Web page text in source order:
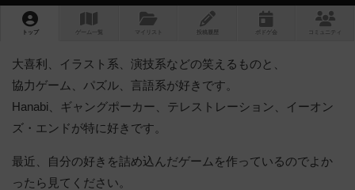
トップ ゲーム一覧 マイリスト 投稿履歴 ボ ドゲ コミュニティ
大喜利、イラスト系、演技系などの笑えるものと、
協力ゲーム、パズル、言語系が好きです。
Hanabi、ギャングポーカー、テレストレーション、イーオン
ズ・エンドが特に好きです。
最近、自分の好きを詰め込んだゲームを作っているのでよか
ったら見てください。